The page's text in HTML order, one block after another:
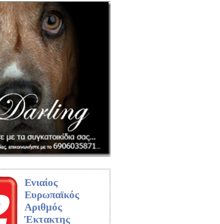
Ενιαίος
Ευρωπαϊκός
Αριθμός
Έκτακτης